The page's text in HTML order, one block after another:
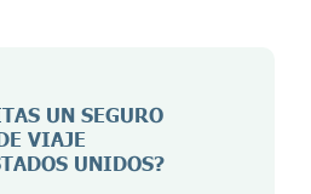
UN SEGURO
VIAJE
UNIDOS?